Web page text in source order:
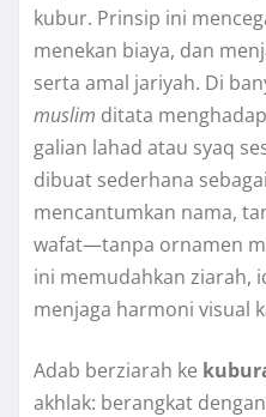
kubur. Prinsip ini
menekan biaya, dan
serta amal jariyah. Di
muslim ditata
galian lahad atau syaq
dibuat sederhana
mencantumkan nama,
wafat—tanpa ornamen
ini memudahkan ziarah,
menjaga harmoni visual
Adab berziarah ke
akhlak: berangkat